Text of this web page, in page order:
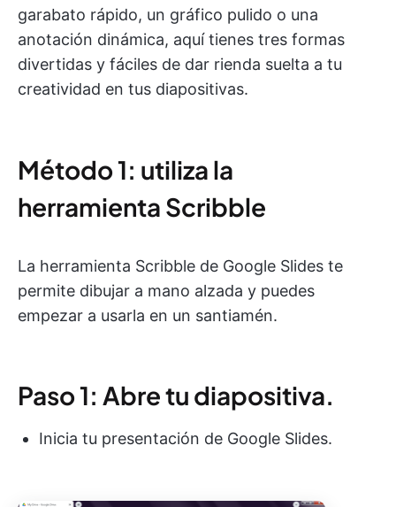
garabato rápido, un gráfico pulido o una
anotación dinámica, aquí tienes tres formas
divertidas y fáciles de dar rienda suelta a tu
creatividad en tus diapositivas.
Método 1: utiliza la
herramienta Scribble
La herramienta Scribble de Google Slides te
permite dibujar a mano alzada y puedes
empezar a usarla en un santiamén.
Paso 1: Abre tu diapositiva.
Inicia tu presentación de Google Slides.